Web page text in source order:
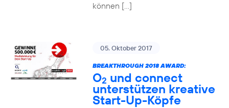
können […]
05. Oktober 2017
BREAKTHROUGH 2018 AWARD:
O2 und connect
unterstützen kreative
Start-Up-Köpfe